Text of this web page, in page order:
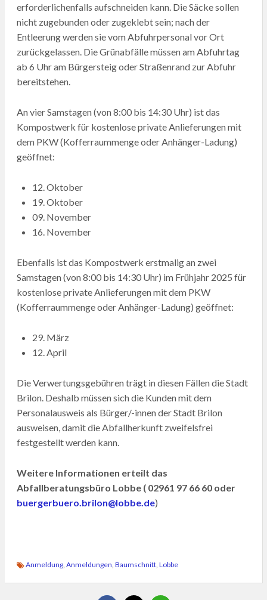
erforderlichenfalls aufschneiden kann. Die Säcke sollen
nicht zugebunden oder zugeklebt sein; nach der
Entleerung werden sie vom Abfuhrpersonal vor Ort
zurückgelassen. Die Grünabfälle müssen am Abfuhrtag
ab 6 Uhr am Bürgersteig oder Straßenrand zur Abfuhr
bereitstehen.
An vier Samstagen (von 8:00 bis 14:30 Uhr) ist das
Kompostwerk für kostenlose private Anlieferungen mit
dem PKW (Kofferraummenge oder Anhänger-Ladung)
geöffnet:
12. Oktober
19. Oktober
09. November
16. November
Ebenfalls ist das Kompostwerk erstmalig an zwei
Samstagen (von 8:00 bis 14:30 Uhr) im Frühjahr 2025 für
kostenlose private Anlieferungen mit dem PKW
(Kofferraummenge oder Anhänger-Ladung) geöffnet:
29. März
12. April
Die Verwertungsgebühren trägt in diesen Fällen die Stadt
Brilon. Deshalb müssen sich die Kunden mit dem
Personalausweis als Bürger/-innen der Stadt Brilon
ausweisen, damit die Abfallherkunft zweifelsfrei
festgestellt werden kann.
Weitere Informationen erteilt das
Abfallberatungsbüro Lobbe ( 02961 97 66 60 oder
buergerbuero.brilon@lobbe.de)
Anmeldung, Anmeldungen Baumschnitt, Lobbe